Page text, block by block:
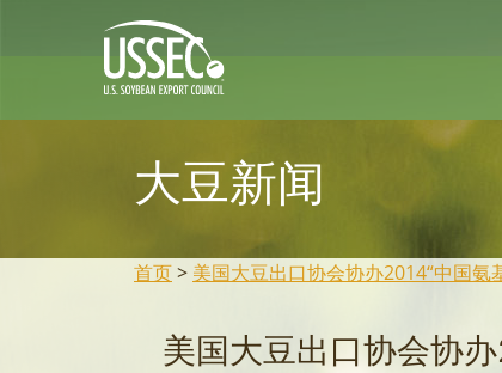
大豆新闻
首页> 美国大豆出口协会协办2014“中国氨
美国大豆出口协会协